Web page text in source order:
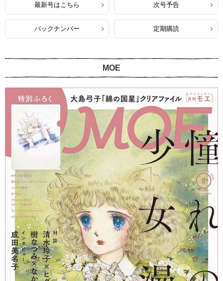
最新号はこちら 次号予告
バックナンバー 定期購読
MOE